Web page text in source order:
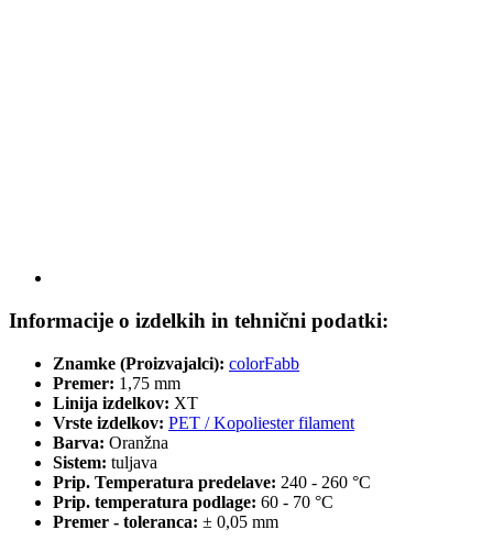
Informacije o izdelkih in tehnični podatki:
Znamke (Proizvajalci): colorFabb
Premer: 1,75 mm
Linija izdelkov: XT
Vrste izdelkov: PET / Kopoliester filament
Barva: Oranžna
Sistem: tuljava
Prip. Temperatura predelave: 240 - 260 °C
Prip. temperatura podlage: 60 - 70 °C
Premer - toleranca: ± 0,05 mm